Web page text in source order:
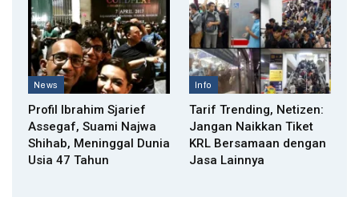
News
Profil Ibrahim Sjarief
Assegaf, Suami Najwa
Shihab, Meninggal Dunia
Usia 47 Tahun
Info
Tarif Trending, Netizen:
Jangan Naikkan Tiket
KRL Bersamaan dengan
Jasa Lainnya